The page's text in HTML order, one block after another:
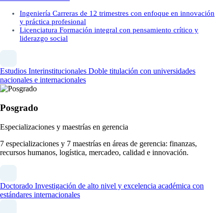
Ingeniería Carreras de 12 trimestres con enfoque en innovación
y práctica profesional
Licenciatura Formación integral con pensamiento crítico y
liderazgo social
Estudios Interinstitucionales Doble titulación con universidades
nacionales e internacionales
Posgrado
Especializaciones y maestrías en gerencia
7 especializaciones y 7 maestrías en áreas de gerencia: finanzas,
recursos humanos, logística, mercadeo, calidad e innovación.
Doctorado Investigación de alto nivel y excelencia académica con
estándares internacionales